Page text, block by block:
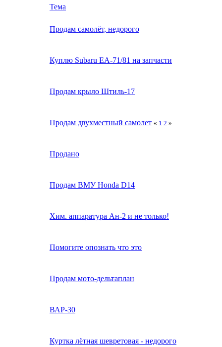
Тема
Продам самолёт, недорого
Куплю Subaru EA-71/81 на запчасти
Продам крыло Штиль-17
Продам двухместный самолет « 1 2 »
Продано
Продам ВМУ Honda D14
Хим. аппаратура Ан-2 и не только!
Помогите опознать что это
Продам мото-дельтаплан
ВАР-30
Куртка лётная шевретовая - недорого